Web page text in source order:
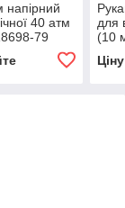
40 атм
79
для
(10